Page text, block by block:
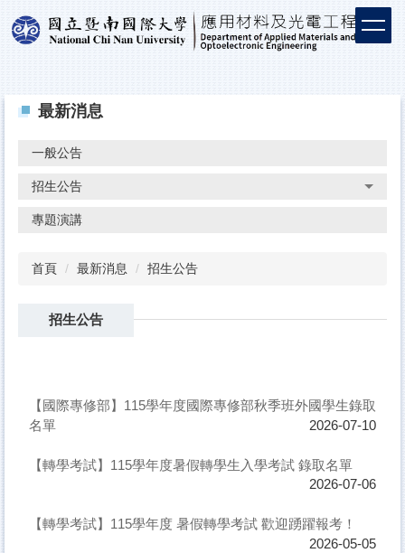
最新消息
一般公告
招生公告
專題演講
首頁 最新消息 招生公告
招生公告
【國際專修部】115學年度國際專修部秋季班外國學生錄取
名單
2026-07-10
【轉學考試】115學年度暑假轉學生入學考試 錄取名單
2026-07-06
【轉學考試】115學年度 暑假轉學考試 歡迎踴躍報考！
2026-05-05